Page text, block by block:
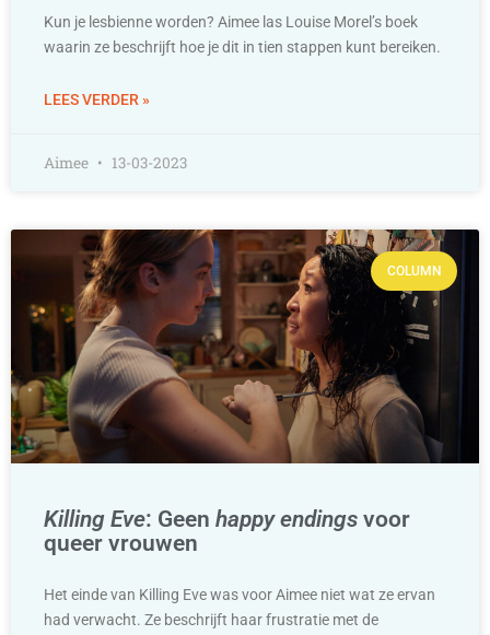
Kun je lesbienne worden? Aimee las Louise Morel’s boek
waarin ze beschrijft hoe je dit in tien stappen kunt bereiken.
LEES VERDER »
Aimee 13-03-2023
COLUMN
Killing Eve: Geen happy endings voor
queer vrouwen
Het einde van Killing Eve was voor Aimee niet wat ze ervan
had verwacht. Ze beschrijft haar frustratie met de